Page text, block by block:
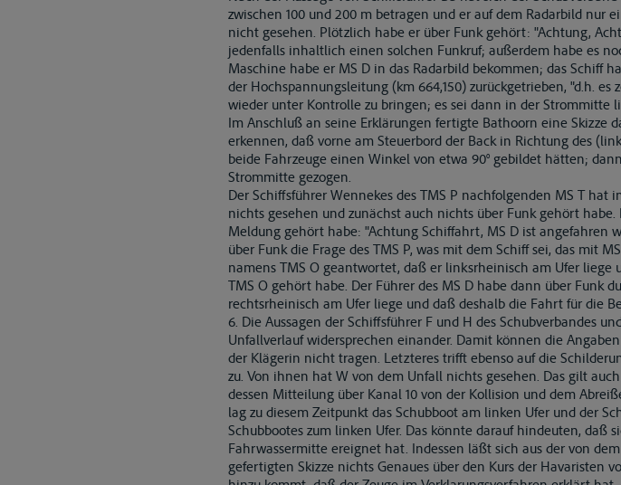
zwischen 100 und 200 m betragen und er auf dem Radarbild nur
nicht gesehen. Plötzlich habe er über Funk gehört: "Achtung,
jedenfalls inhaltlich einen solchen Funkruf; außerdem habe es
Maschine habe er MS D in das Radarbild bekommen; das Schiff
der Hochspannungsleitung (km 664,150) zurückgetrieben, "d.h.
wieder unter Kontrolle zu bringen; es sei dann in der
Im Anschluß an seine Erklärungen fertigte Bathoorn eine Skizze
erkennen, daß vorne am Steuerbord der Back in Richtung des
beide Fahrzeuge einen Winkel von etwa 90° gebildet hätten;
Strommitte gezogen.
Der Schiffsführer Wennekes des TMS P nachfolgenden MS T
nichts gesehen und zunächst auch nichts über Funk gehört
Meldung gehört habe: "Achtung Schiffahrt, MS D ist angefahren
über Funk die Frage des TMS P, was mit dem Schiff sei, das mit
namens TMS O geantwortet, daß er linksrheinisch am Ufer liege
TMS O gehört habe. Der Führer des MS D habe dann über Funk
rechtsrheinisch am Ufer liege und daß deshalb die Fahrt für die
6. Die Aussagen der Schiffsführer F und H des Schubverbandes
Unfallverlauf widersprechen einander. Damit können die
der Klägerin nicht tragen. Letzteres trifft ebenso auf die
zu. Von ihnen hat W von dem Unfall nichts gesehen. Das gilt
dessen Mitteilung über Kanal 10 von der Kollision und dem
lag zu diesem Zeitpunkt das Schubboot am linken Ufer und der
Schubbootes zum linken Ufer. Das könnte darauf hindeuten,
Fahrwassermitte ereignet hat. Indessen läßt sich aus der von
gefertigten Skizze nichts Genaues über den Kurs der Havaristen